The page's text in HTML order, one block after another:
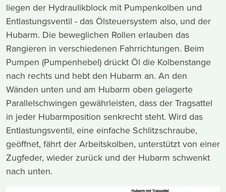
liegen der Hydraulikblock mit Pumpenkolben und
Entlastungsventil - das Ölsteuersystem also, und der
Hubarm. Die beweglichen Rollen erlauben das
Rangieren in verschiedenen Fahrrichtungen. Beim
Pumpen (Pumpenhebel) drückt Öl die Kolbenstange
nach rechts und hebt den Hubarm an. An den
Wänden unten und am Hubarm oben gelagerte
Parallelschwingen gewährleisten, dass der Tragsattel
in jeder Hubarmposition senkrecht steht. Wird das
Entlastungsventil, eine einfache Schlitzschraube,
geöffnet, fährt der Arbeitskolben, unterstützt von einer
Zugfeder, wieder zurück und der Hubarm schwenkt
nach unten.